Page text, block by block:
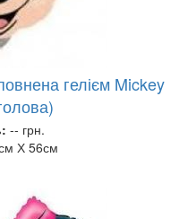
гелієм Mickey
-- грн.
Х 56см